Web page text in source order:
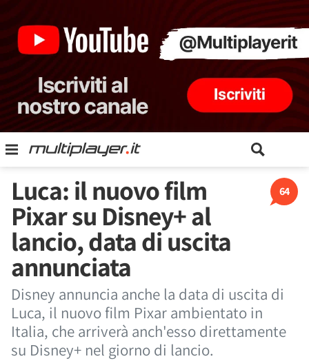
64
Luca: il nuovo film
Pixar su Disney+ al
lancio, data di uscita
annunciata
Disney annuncia anche la data di uscita di
Luca, il nuovo film Pixar ambientato in
Italia, che arriverà anch'esso direttamente
su Disney+ nel giorno di lancio.